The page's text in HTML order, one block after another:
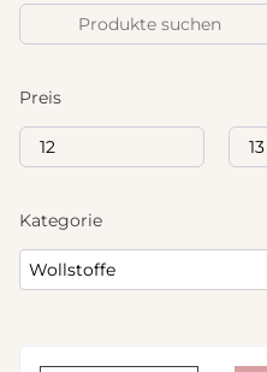
Preis
Kategorie